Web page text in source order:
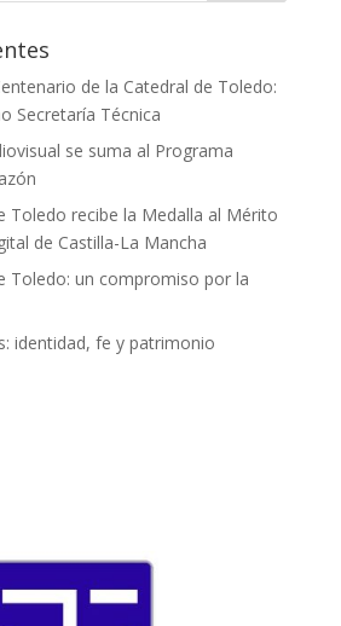
de la Catedral de Toledo:
Secretaría Técnica
se suma al Programa
Toledo recibe la Medalla al Mérito
de Castilla-La Mancha
Toledo: un compromiso por la
identidad, fe y patrimonio